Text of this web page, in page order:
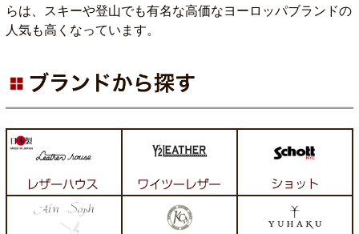
らは、スキーや登山でも有名な高価なヨーロッパブランドの
人気も高くなっています。